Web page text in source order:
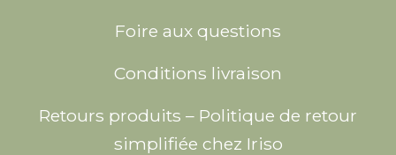
Foire aux questions
Conditions livraison
Retours produits – Politique de retour
simplifiée chez Iriso